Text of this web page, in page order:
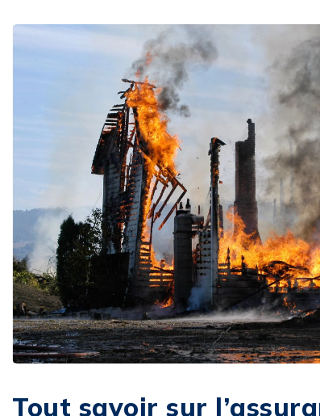
Tout savoir sur